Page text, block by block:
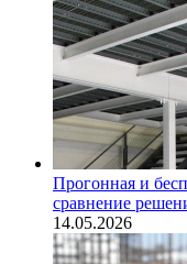
Прогонная и
сравнение
14.05.2026